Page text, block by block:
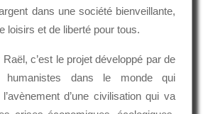
dans une société bienveillante,
loisirs et de liberté pour tous.
c’est le projet développé par de
humanistes dans le monde qui
d’une civilisation qui va